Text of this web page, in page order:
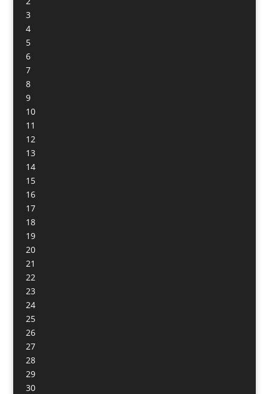
3
4
5
6
7
8
9
10
11
12
13
14
15
16
17
18
19
20
21
22
23
24
25
26
27
28
29
30